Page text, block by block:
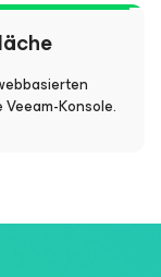
Konsole.